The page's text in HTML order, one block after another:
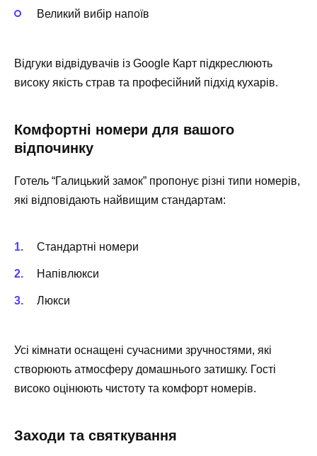
Великий вибір напоїв
Відгуки відвідувачів із Google Карт підкреслюють
високу якість страв та професійний підхід кухарів.
Комфортні номери для вашого
відпочинку
Готель “Галицький замок” пропонує різні типи номерів,
які відповідають найвищим стандартам:
Стандартні номери
Напівлюкси
Люкси
Усі кімнати оснащені сучасними зручностями, які
створюють атмосферу домашнього затишку. Гості
високо оцінюють чистоту та комфорт номерів.
Заходи та святкування